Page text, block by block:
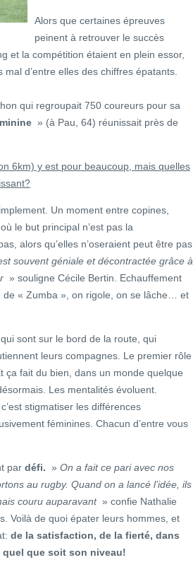
Alors que certaines épreuves
peinent à retrouver le succès
et la compétition étaient en plein essor,
d’entre elles des chiffres épatants.
qui regroupait 750 coureurs pour sa
» (à Pau, 64) réunissait près de
6km) y est pour beaucoup, mais quelles
Un moment entre copines,
où le but principal n’est pas la
alors qu’elles n’oseraient peut être pas
souvent géniale et décontractée grâce à
» souligne Cécile Bertin. Echauffement
« Zumba », on rigole, on se lâche… et
sont sur le bord de la route, qui
leurs compagnes. Le premier rôle
ça fait du bien, dans un monde quelque
Les mentalités évoluent.
stigmatiser les différences
féminines. Chacun d’entre vous
par défi. » On a fait ce pari avec nos
au rugby. Quand on a lancé l’idée, ils
couru auparavant» confie Nathalie
Voilà de quoi épater leurs hommes, et
de la satisfaction, de la fierté, dans
que soit son niveau!